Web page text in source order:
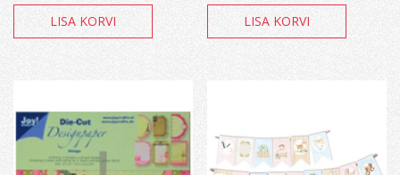
LISA KORVI LISA KORVI